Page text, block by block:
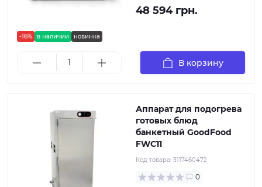
-16% в наличии новинка
48 594 грн.
В корзину
Аппарат для подогрева
готовых блюд
банкетный GoodFood
FWC11
Код товара: 3117460472
0